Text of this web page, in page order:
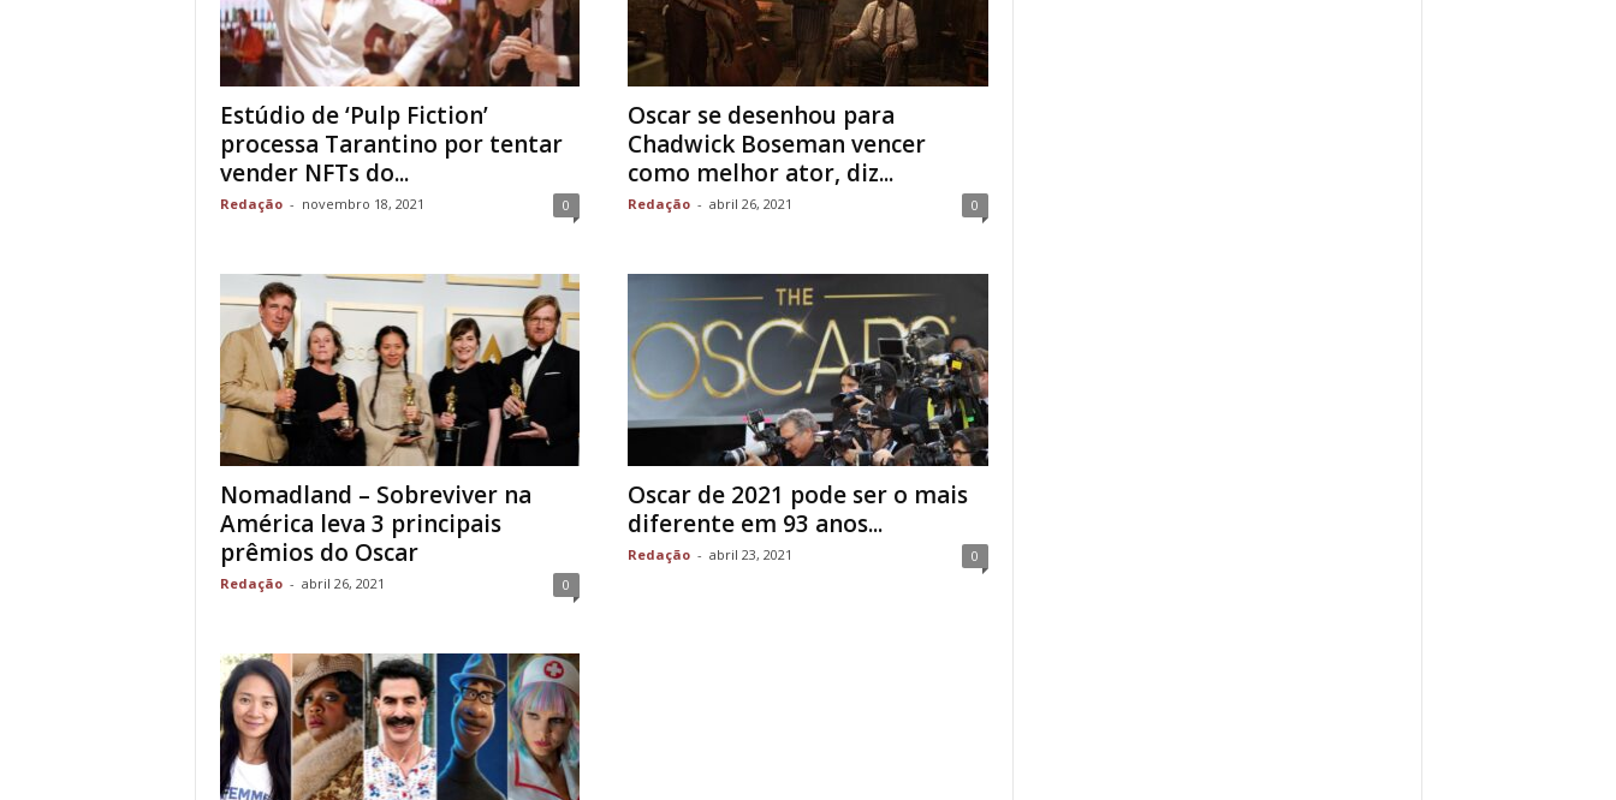
Estúdio de ‘Pulp Fiction’
processa Tarantino por tentar
vender NFTs do...
Redação - novembro 18, 2021 0
Oscar se desenhou para
Chadwick Boseman vencer
como melhor ator, diz...
Redação - abril 26, 2021 0
Nomadland – Sobreviver na
América leva 3 principais
prêmios do Oscar
Redação - abril 26, 2021 0
Oscar de 2021 pode ser o mais
diferente em 93 anos...
Redação - abril 23, 2021 0